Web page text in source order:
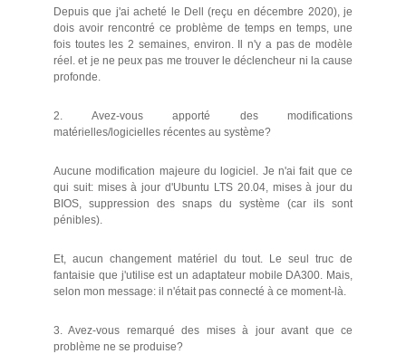
Depuis que j'ai acheté le Dell (reçu en décembre 2020), je
dois avoir rencontré ce problème de temps en temps, une
fois toutes les 2 semaines, environ. Il n'y a pas de modèle
réel. et je ne peux pas me trouver le déclencheur ni la cause
profonde.
2. Avez-vous apporté des modifications
matérielles/logicielles récentes au système?
Aucune modification majeure du logiciel. Je n'ai fait que ce
qui suit: mises à jour d'Ubuntu LTS 20.04, mises à jour du
BIOS, suppression des snaps du système (car ils sont
pénibles).
Et, aucun changement matériel du tout. Le seul truc de
fantaisie que j'utilise est un adaptateur mobile DA300. Mais,
selon mon message: il n'était pas connecté à ce moment-là.
3. Avez-vous remarqué des mises à jour avant que ce
problème ne se produise?